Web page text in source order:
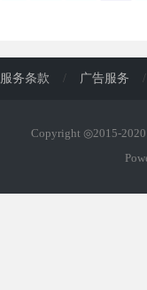
服务条款 / 广告服务 /
Copyright ◎2015-